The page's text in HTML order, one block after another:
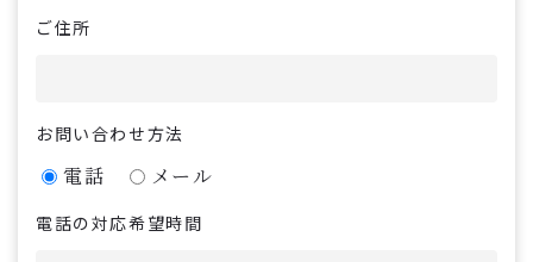
ご住所
お問い合わせ方法
電話 メール
電話の対応希望時間